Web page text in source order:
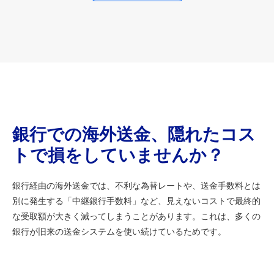
銀行での海外送金、隠れたコス
トで損をしていませんか？
銀行経由の海外送金では、不利な為替レートや、送金手数料とは
別に発生する「中継銀行手数料」など、見えないコストで最終的
な受取額が大きく減ってしまうことがあります。これは、多くの
銀行が旧来の送金システムを使い続けているためです。